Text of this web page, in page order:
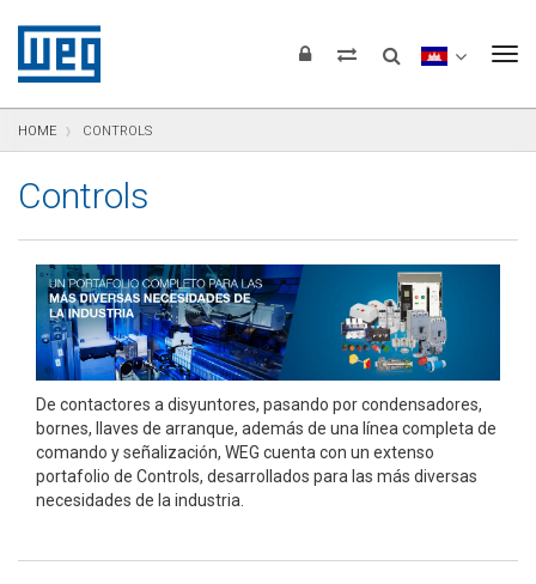
HOME CONTROLS
Controls
De contactores a disyuntores, pasando por condensadores,
bornes, llaves de arranque, además de una línea completa de
comando y señalización, WEG cuenta con un extenso
portafolio de Controls, desarrollados para las más diversas
necesidades de la industria.